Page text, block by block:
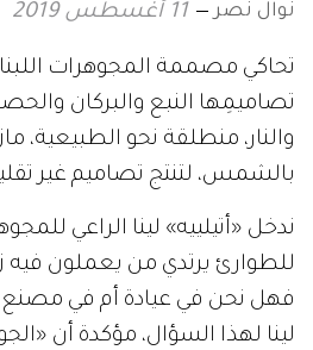
نوال نصر 11 أغسطس 2019
تحاكي مصممة المجوهرات
تصاميمِها النبع والبركان
والنار، منطلقة نحو الطبيعية،
بالشمس، لتنتج تصاميم غير
ندخل «أتيلييه» لينا الراعي
للطوارئ يرتدي من يعملون فيه
فهل نحن في عيادة أم في
لينا لهذا السؤال، مؤكدة أن